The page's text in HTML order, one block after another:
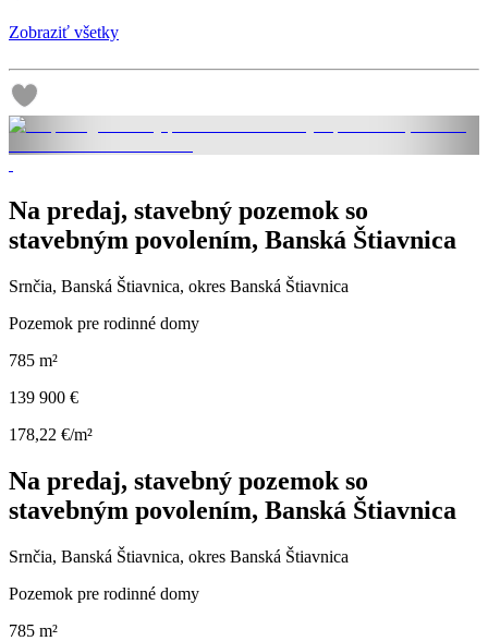
Zobraziť všetky
Na predaj, stavebný pozemok so
stavebným povolením, Banská Štiavnica
Srnčia, Banská Štiavnica, okres Banská Štiavnica
Pozemok pre rodinné domy
785 m²
139 900 €
178,22 €/m²
Na predaj, stavebný pozemok so
stavebným povolením, Banská Štiavnica
Srnčia, Banská Štiavnica, okres Banská Štiavnica
Pozemok pre rodinné domy
785 m²